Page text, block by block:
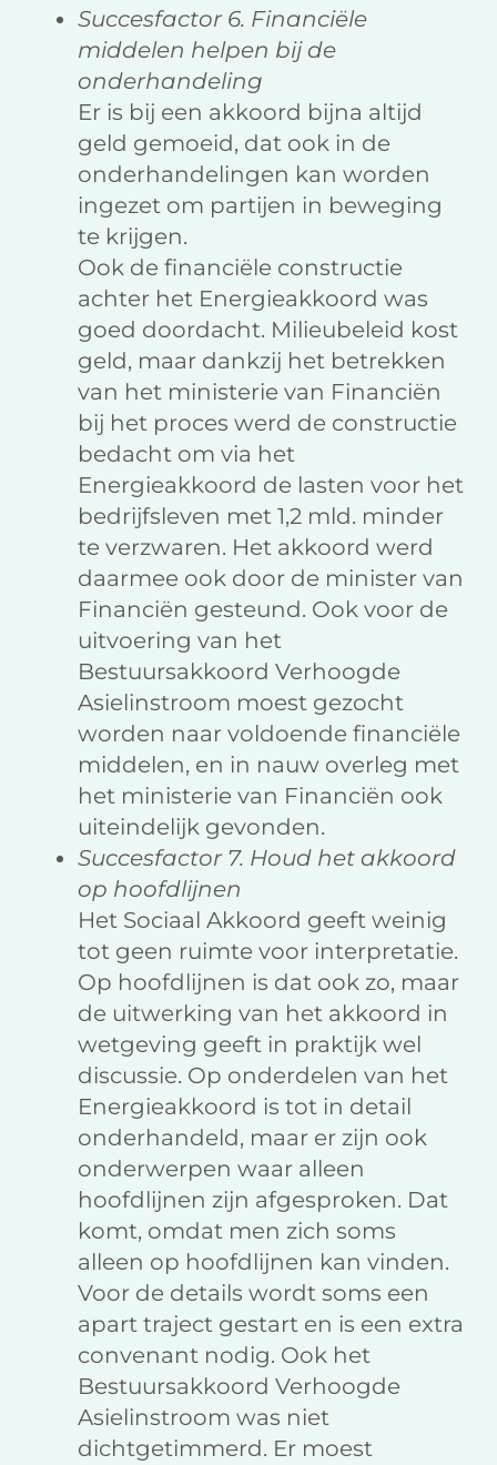
Succesfactor 6. Financiële
middelen helpen bij de
onderhandeling
Er is bij een akkoord bijna altijd
geld gemoeid, dat ook in de
onderhandelingen kan worden
ingezet om partijen in beweging
te krijgen.
Ook de financiële constructie
achter het Energieakkoord was
goed doordacht. Milieubeleid kost
geld, maar dankzij het betrekken
van het ministerie van Financiën
bij het proces werd de constructie
bedacht om via het
Energieakkoord de lasten voor het
bedrijfsleven met 1,2 mld. minder
te verzwaren. Het akkoord werd
daarmee ook door de minister van
Financiën gesteund. Ook voor de
uitvoering van het
Bestuursakkoord Verhoogde
Asielinstroom moest gezocht
worden naar voldoende financiële
middelen, en in nauw overleg met
het ministerie van Financiën ook
uiteindelijk gevonden.
Succesfactor 7. Houd het akkoord
op hoofdlijnen
Het Sociaal Akkoord geeft weinig
tot geen ruimte voor interpretatie.
Op hoofdlijnen is dat ook zo, maar
de uitwerking van het akkoord in
wetgeving geeft in praktijk wel
discussie. Op onderdelen van het
Energieakkoord is tot in detail
onderhandeld, maar er zijn ook
onderwerpen waar alleen
hoofdlijnen zijn afgesproken. Dat
komt, omdat men zich soms
alleen op hoofdlijnen kan vinden.
Voor de details wordt soms een
apart traject gestart en is een extra
convenant nodig. Ook het
Bestuursakkoord Verhoogde
Asielinstroom was niet
dichtgetimmerd. Er moest